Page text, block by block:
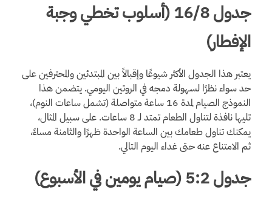
جدول 16/8 (أسلوب تخطي وجبة
الإفطار)
يعتبر هذا الجدول الأكثر شيوعًا وإقبالاً بين المبتدئين والمحترفين على
حد سواء نظرًا لسهولة دمجه في الروتين اليومي. يتضمن هذا
النموذج الصيام لمدة 16 ساعة متواصلة (تشمل ساعات النوم)،
تليها نافذة لتناول الطعام تمتد لـ 8 ساعات. على سبيل المثال،
يمكنك تناول طعامك بين الساعة الواحدة ظهرًا والثامنة مساءً،
ثم الامتناع عنه حتى غداء اليوم التالي.
جدول 5:2 (صيام يومين في الأسبوع)